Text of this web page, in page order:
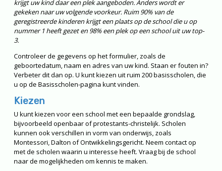
krijgt uw kind daar een plek aangeboden. Anders wordt er
gekeken naar uw volgende voorkeur. Ruim 90% van de
geregistreerde kinderen krijgt een plaats op de school die u op
nummer 1 heeft gezet en 98% een plek op een school uit uw top-
3.
Controleer de gegevens op het formulier, zoals de
geboortedatum, naam en adres van uw kind. Staan er fouten in?
Verbeter dit dan op. U kunt kiezen uit ruim 200 basisscholen, die
u op de Basisscholen-pagina kunt vinden.
Kiezen
U kunt kiezen voor een school met een bepaalde grondslag,
bijvoorbeeld openbaar of protestants-christelijk. Scholen
kunnen ook verschillen in vorm van onderwijs, zoals
Montessori, Dalton of Ontwikkelingsgericht. Neem contact op
met de scholen waarin u interesse heeft. Vraag bij de school
naar de mogelijkheden om kennis te maken.